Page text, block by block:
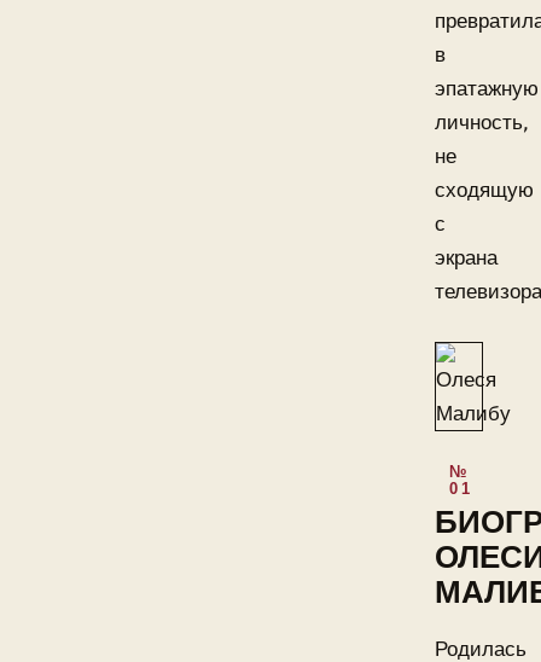
в
эпатажную
личность,
не
сходящую
с
экрана
Родилась